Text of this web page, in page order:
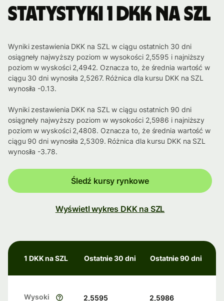
Statystyki 1 DKK na SZL
Wyniki zestawienia DKK na SZL w ciągu ostatnich 30 dni
osiągneły najwyższy poziom w wysokości 2,5595 i najniższy
poziom w wyskości 2,4942. Oznacza to, że średnia wartość w
ciągu 30 dni wynosiła 2,5267. Różnica dla kursu DKK na SZL
wynosiła -0.13.
Wyniki zestawienia DKK na SZL w ciągu ostatnich 90 dni
osiągneły najwyższy poziom w wysokości 2,5986 i najniższy
poziom w wyskości 2,4808. Oznacza to, że średnia wartość w
ciągu 90 dni wynosiła 2,5309. Różnica dla kursu DKK na SZL
wynosiła -3.78.
Śledź kursy rynkowe
Wyświetl wykres DKK na SZL
1 DKK na SZL Ostatnie 30 dni Ostatnie 90 dni
Wysoki 2,5595 2,5986